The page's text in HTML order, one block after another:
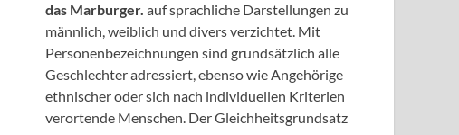
das Marburger. auf sprachliche Darstellungen zu
männlich, weiblich und divers verzichtet. Mit
Personenbezeichnungen sind grundsätzlich alle
Geschlechter adressiert, ebenso wie Angehörige
ethnischer oder sich nach individuellen Kriterien
verortende Menschen. Der Gleichheitsgrundsatz